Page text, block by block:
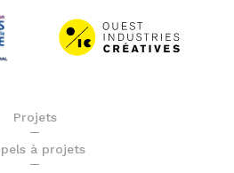
Projets
à projets